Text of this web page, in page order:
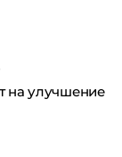
на улучшение